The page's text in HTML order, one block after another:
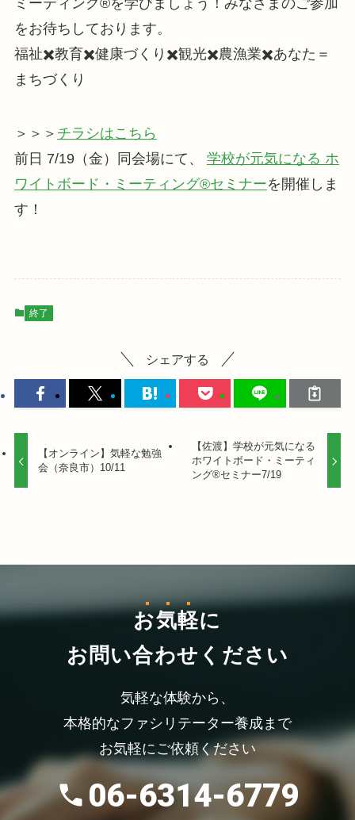
をお待ちしております。
福祉✖️教育✖️健康づくり✖️観光✖️農漁業✖️あなた＝
まちづくり
＞＞＞ チラシはこちら
前日 7/19（金）同会場にて、 学校が元気になる ホ
ワイトボード・ミーティング®セミナーを開催しま
す！
終了
シェアする
【オンライン】気軽な勉強
会（奈良市）10/11
【佐渡】学校が元気になる
ホワイトボード・ミーティ
ング®セミナー7/19
お気軽に
お問い合わせください
気軽な体験から、
本格的なファシリテーター養成まで
お気軽にご依頼ください
06-6314-6779